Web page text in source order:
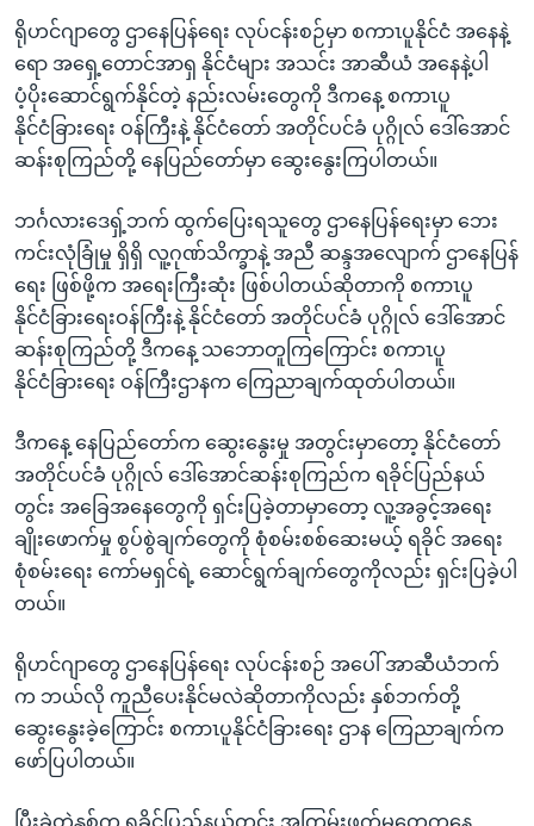
ရန်
နေရာ
သို့
ကျော်
ရန်
ရိုဟင်ဂျာတွေ ဌာနေပြန်ရေး လုပ်ငန်းစဉ်မှာ စကာၤပူနိုင်ငံ အနေနဲ့
ရော အရှေ့တောင်အာရှ နိုင်ငံများ အသင်း အာဆီယံ အနေနဲ့ပါ
ပံ့ပိုးဆောင်ရွက်နိုင်တဲ့ နည်းလမ်းတွေကို ဒီကနေ့ စကာၤပူ
နိုင်ငံခြားရေး ဝန်ကြီးနဲ့ နိုင်ငံတော် အတိုင်ပင်ခံ ပုဂ္ဂိုလ် ဒေါ်အောင်
ဆန်းစုကြည်တို့ နေပြည်တော်မှာ ဆွေးနွေးကြပါတယ်။
ဘင်္ဂလားဒေရှ့်ဘက် ထွက်ပြေးရသူတွေ ဌာနေပြန်ရေးမှာ ဘေး
ကင်းလုံခြုံမှု ရှိရှိ လူ့ဂုဏ်သိက္ခာနဲ့ အညီ ဆန္ဒအလျောက် ဌာနေပြန်
ရေး ဖြစ်ဖို့က အရေးကြီးဆုံး ဖြစ်ပါတယ်ဆိုတာကို စကာၤပူ
နိုင်ငံခြားရေးဝန်ကြီးနဲ့ နိုင်ငံတော် အတိုင်ပင်ခံ ပုဂ္ဂိုလ် ဒေါ်အောင်
ဆန်းစုကြည်တို့ ဒီကနေ့ သဘောတူကြကြောင်း စကာၤပူ
နိုင်ငံခြားရေး ဝန်ကြီးဌာနက ကြေညာချက်ထုတ်ပါတယ်။
ဒီကနေ့ နေပြည်တော်က ဆွေးနွေးမှု အတွင်းမှာတော့ နိုင်ငံတော်
အတိုင်ပင်ခံ ပုဂ္ဂိုလ် ဒေါ်အောင်ဆန်းစုကြည်က ရခိုင်ပြည်နယ်
တွင်း အခြေအနေတွေကို ရှင်းပြခဲ့တာမှာတော့ လူ့အခွင့်အရေး
ချိုးဖောက်မှု စွပ်စွဲချက်တွေကို စုံစမ်းစစ်ဆေးမယ့် ရခိုင် အရေး
စုံစမ်းရေး ကော်မရှင်ရဲ့ ဆောင်ရွက်ချက်တွေကိုလည်း ရှင်းပြခဲ့ပါ
တယ်။
ရိုဟင်ဂျာတွေ ဌာနေပြန်ရေး လုပ်ငန်းစဉ် အပေါ် အာဆီယံဘက်
က ဘယ်လို ကူညီပေးနိုင်မလဲဆိုတာကိုလည်း နှစ်ဘက်တို့
ဆွေးနွေးခဲ့ကြောင်း စကာၤပူနိုင်ငံခြားရေး ဌာန ကြေညာချက်က
ဖော်ပြပါတယ်။
ပြီးခဲ့တဲ့နှစ်က ရခိုင်ပြည်နယ်တွင်း အကြမ်းဖက်မှုတွေကနေ